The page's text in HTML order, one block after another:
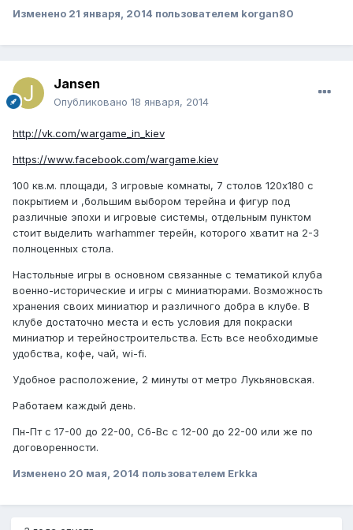
Изменено 21 января, 2014 пользователем korgan80
Jansen
Опубликовано 18 января, 2014
http://vk.com/wargame_in_kiev
https://www.facebook.com/wargame.kiev
100 кв.м. площади, 3 игровые комнаты, 7 столов 120х180 с
покрытием и ,большим выбором терейна и фигур под
различные эпохи и игровые системы, отдельным пунктом
стоит выделить warhammer терейн, которого хватит на 2-3
полноценных стола.
Настольные игры в основном связанные с тематикой клуба
военно-исторические и игры с миниатюрами. Возможность
хранения своих миниатюр и различного добра в клубе. В
клубе достаточно места и есть условия для покраски
миниатюр и терейностроительства. Есть все необходимые
удобства, кофе, чай, wi-fi.
Удобное расположение, 2 минуты от метро Лукьяновская.
Работаем каждый день.
Пн-Пт с 17-00 до 22-00, Сб-Вс с 12-00 до 22-00 или же по
договоренности.
Изменено 20 мая, 2014 пользователем Erkka